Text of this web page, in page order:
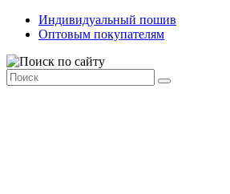
Индивидуальный пошив
Оптовым покупателям